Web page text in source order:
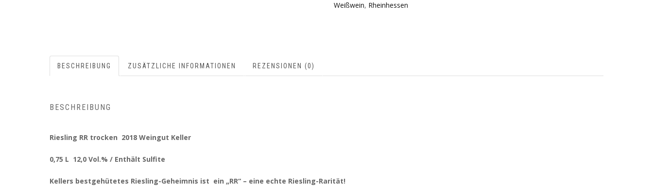
Weißwein, Rheinhessen
BESCHREIBUNG ZUSÄTZLICHE INFORMATIONEN REZENSIONEN (0)
BESCHREIBUNG
Riesling RR trocken 2018 Weingut Keller
0,75 L 12,0 Vol.% / Enthält Sulfite
Kellers bestgehütetes Riesling-Geheimnis ist ein „RR“ – eine echte Riesling-Rarität!